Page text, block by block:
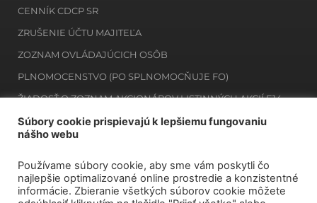
CENNÍK CDCP SR
ZRUŠENIE ÚČTU MAJITEĽA
ZOZNAM OVLÁDAJÚCICH OSÔB
PLNOMOCENSTVO (PO SPLNOMOCŇUJE FO)
ŽIADOSŤ O ZOZNAM AKCIONÁROV LISTINNÝCH AKCIÍ E14
ŽIADOSŤ O ZOZNAM MAJITEĽOV ZAKNIHOVANÝCH CP E12
NEWSLETTER
Súbory cookie prispievajú k lepšiemu fungovaniu
nášho webu
Používame súbory cookie, aby sme vám poskytli čo
najlepšie optimalizované online prostredie a konzistentné
informácie. Zbieranie všetkých súborov cookie môžete